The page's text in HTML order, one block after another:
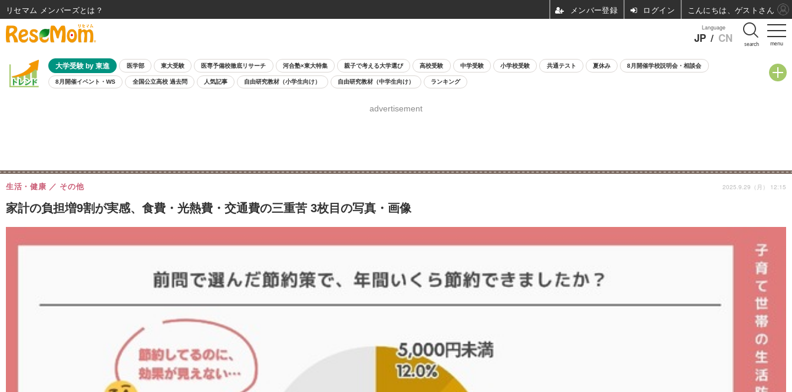
menu
Language
JP / CN search
大学受験 by 東進 医学部 東大受験 医専予備校徹底リサーチ 河合塾×東大特集 親子で考える大学選び 高校受験 中学受験 小学校受験 共通テスト 夏休み 8月開催学校説明会・相談会
8月開催イベント・WS 全国公立高校 過去問 人気記事 自由研究教材（小学生向け） 自由研究教材（中学生向け） ランキング
advertisement
家計の負担増9割が実感、食費・光熱費・交通費の三重苦 3枚目の写真・画像
生活・健康 その他 2025.9.29（月） 12:15
リセマム メンバーズ ログイン こんにちは、ゲストさん